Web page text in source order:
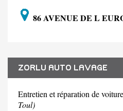
86 AVENUE DE L
ZORLU AUTO LAVAGE
Entretien et réparation de
Toul)